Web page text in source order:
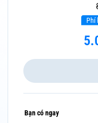
Phí
Bạn có ngay